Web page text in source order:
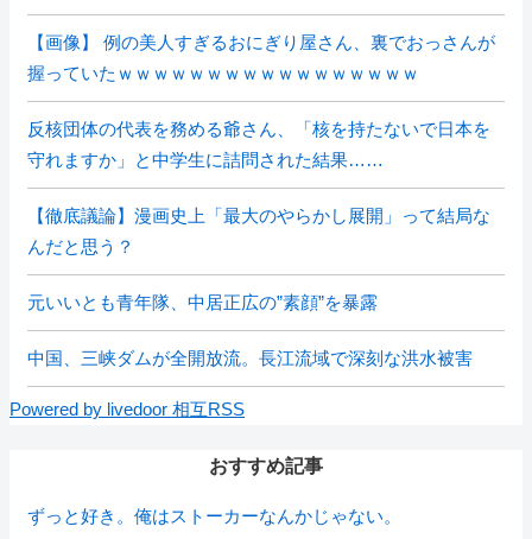
【画像】 例の美人すぎるおにぎり屋さん、裏でおっさんが
握っていたｗｗｗｗｗｗｗｗｗｗｗｗｗｗｗｗｗ
反核団体の代表を務める爺さん、「核を持たないで日本を
守れますか」と中学生に詰問された結果……
【徹底議論】漫画史上「最大のやらかし展開」って結局な
んだと思う？
元いいとも青年隊、中居正広の”素顔”を暴露
中国、三峡ダムが全開放流。長江流域で深刻な洪水被害
Powered by livedoor 相互RSS
おすすめ記事
ずっと好き。俺はストーカーなんかじゃない。